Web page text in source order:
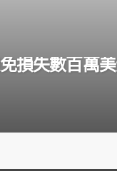
損失數百萬